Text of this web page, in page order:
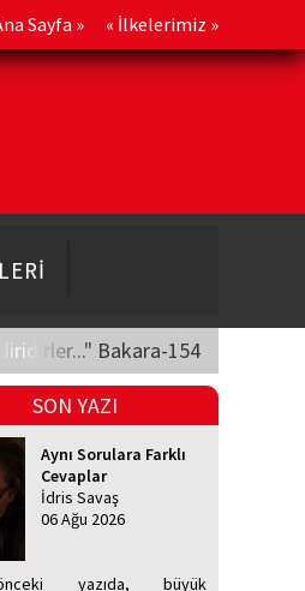
Sayfa » « İlkelerimiz »
Bakara-154
SON YAZI
Aynı Sorulara Farklı
Cevaplar
İdris Savaş
06 Ağu 2026
yazıda, büyük